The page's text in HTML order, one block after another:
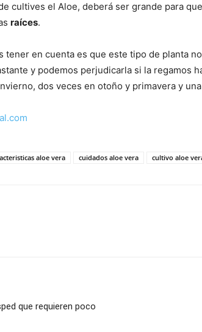
cultives el Aloe, deberá ser grande para
raíces.
tener en cuenta es que este tipo de planta
y podemos perjudicarla si la regamos
dos veces en otoño y primavera y
aloe vera cuidados aloe vera cultivo aloe
que requieren poco